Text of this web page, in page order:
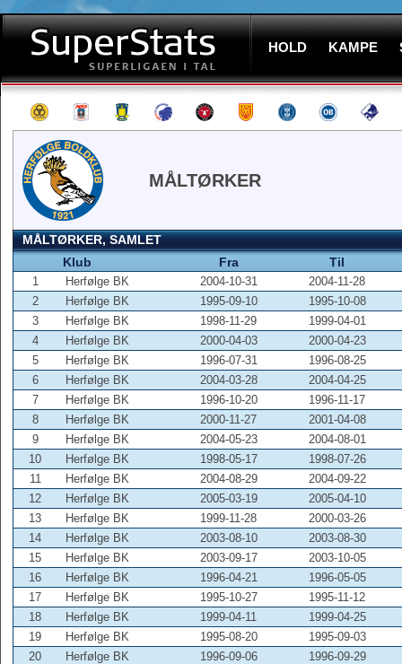
HOLD KAMPE
MÅLTØRKER
MÅLTØRKER, SAMLET
Klub
Fra Til
1 Herfølge BK 2004-10-31
2004-11-28
2
Herfølge BK 1995-09-10
1995-10-08
3
Herfølge BK 1998-11-29
1999-04-01
4
Herfølge BK 2000-04-03
2000-04-23
5
Herfølge BK 1996-07-31
1996-08-25
6
Herfølge BK 2004-03-28
2004-04-25
7
Herfølge BK 1996-10-20
1996-11-17
8
Herfølge BK 2000-11-27
2001-04-08
9
Herfølge BK 2004-05-23
2004-08-01
10
Herfølge BK 1998-05-17
1998-07-26
11
Herfølge BK 2004-08-29
2004-09-22
12
Herfølge BK 2005-03-19
2005-04-10
13
Herfølge BK 1999-11-28
2000-03-26
14
Herfølge BK 2003-08-10
2003-08-30
15
Herfølge BK 2003-09-17
2003-10-05
16
Herfølge BK 1996-04-21
1996-05-05
17
Herfølge BK 1995-10-27
1995-11-12
18
Herfølge BK 1999-04-11
1999-04-25
19
Herfølge BK 1995-08-20
1995-09-03
20
Herfølge BK 1996-09-06 1996-09-29